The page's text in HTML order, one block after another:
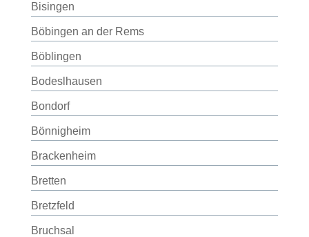
Bisingen
Böbingen an der Rems
Böblingen
Bodeslhausen
Bondorf
Bönnigheim
Brackenheim
Bretten
Bretzfeld
Bruchsal